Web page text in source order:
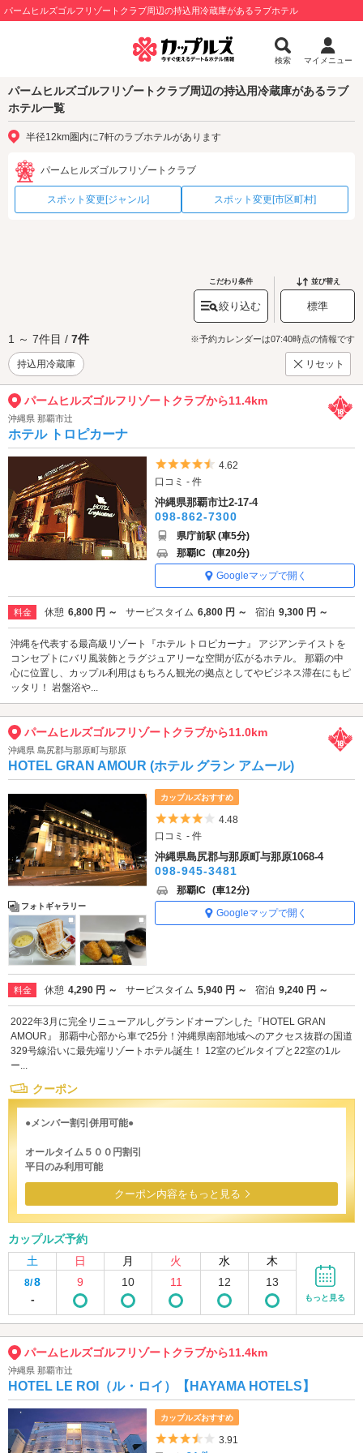
パームヒルズゴルフリゾートクラブ周辺の持込用冷蔵庫があるラブホテル
検索 マイメニュー
パームヒルズゴルフリゾートクラブ周辺の持込用冷蔵庫があるラブ
ホテル一覧
半径12km圏内に7軒のラブホテルがあります
パームヒルズゴルフリゾートクラブ
スポット変更[ジャンル] スポット変更[市区町村]
こだわり条件
絞り込む
並び替え
標準
1 ～ 7件目 / 7件 ※予約カレンダーは07:40時点の情報です
持込用冷蔵庫 リセット
パームヒルズゴルフリゾートクラブから11.4km
沖縄県 那覇市辻
ホテル トロピカーナ
5つ星のうち4.5
4.62
口コミ - 件
沖縄県那覇市辻2-17-4
098-862-7300
県庁前駅 (車5分)
那覇IC (車20分)
Googleマップで開く
料金 休憩 6,800 円 ～ サービスタイム 6,800 円 ～ 宿泊 9,300 円 ～
沖縄を代表する最高級リゾート『ホテル トロピカーナ』 アジアンテイストを
コンセプトにバリ風装飾とラグジュアリーな空間が広がるホテル。 那覇の中
心に位置し、カップル利用はもちろん観光の拠点としてやビジネス滞在にもピ
ッタリ！ 岩盤浴や...
パームヒルズゴルフリゾートクラブから11.0km
沖縄県 島尻郡与那原町与那原
HOTEL GRAN AMOUR (ホテル グラン アムール)
フォトギャラリー
カップルズおすすめ
5つ星のうち4
4.48
口コミ - 件
沖縄県島尻郡与那原町与那原1068-4
098-945-3481
那覇IC (車12分)
Googleマップで開く
料金 休憩 4,290 円 ～ サービスタイム 5,940 円 ～ 宿泊 9,240 円 ～
2022年3月に完全リニューアルしグランドオープンした『HOTEL GRAN
AMOUR』 那覇中心部から車で25分！沖縄県南部地域へのアクセス抜群の国道
329号線沿いに最先端リゾートホテル誕生！ 12室のビルタイプと22室の1ル
ー...
クーポン
●メンバー割引併用可能●
オールタイム５００円割引
平日のみ利用可能
クーポン内容をもっと見る
カップルズ予約
土
日 月 火 水 木
8/8
-
9 10 11 12 13
もっと見る
パームヒルズゴルフリゾートクラブから11.4km
沖縄県 那覇市辻
HOTEL LE ROI（ル・ロイ）【HAYAMA HOTELS】
カップルズおすすめ
5つ星のうち3.5
3.91